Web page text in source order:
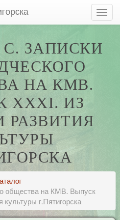
ЗАПИСКИ
НА КМВ.
XXXI. ИЗ
РАЗВИТИЯ
общества на КМВ. Выпуск
культуры г.Пятигорска